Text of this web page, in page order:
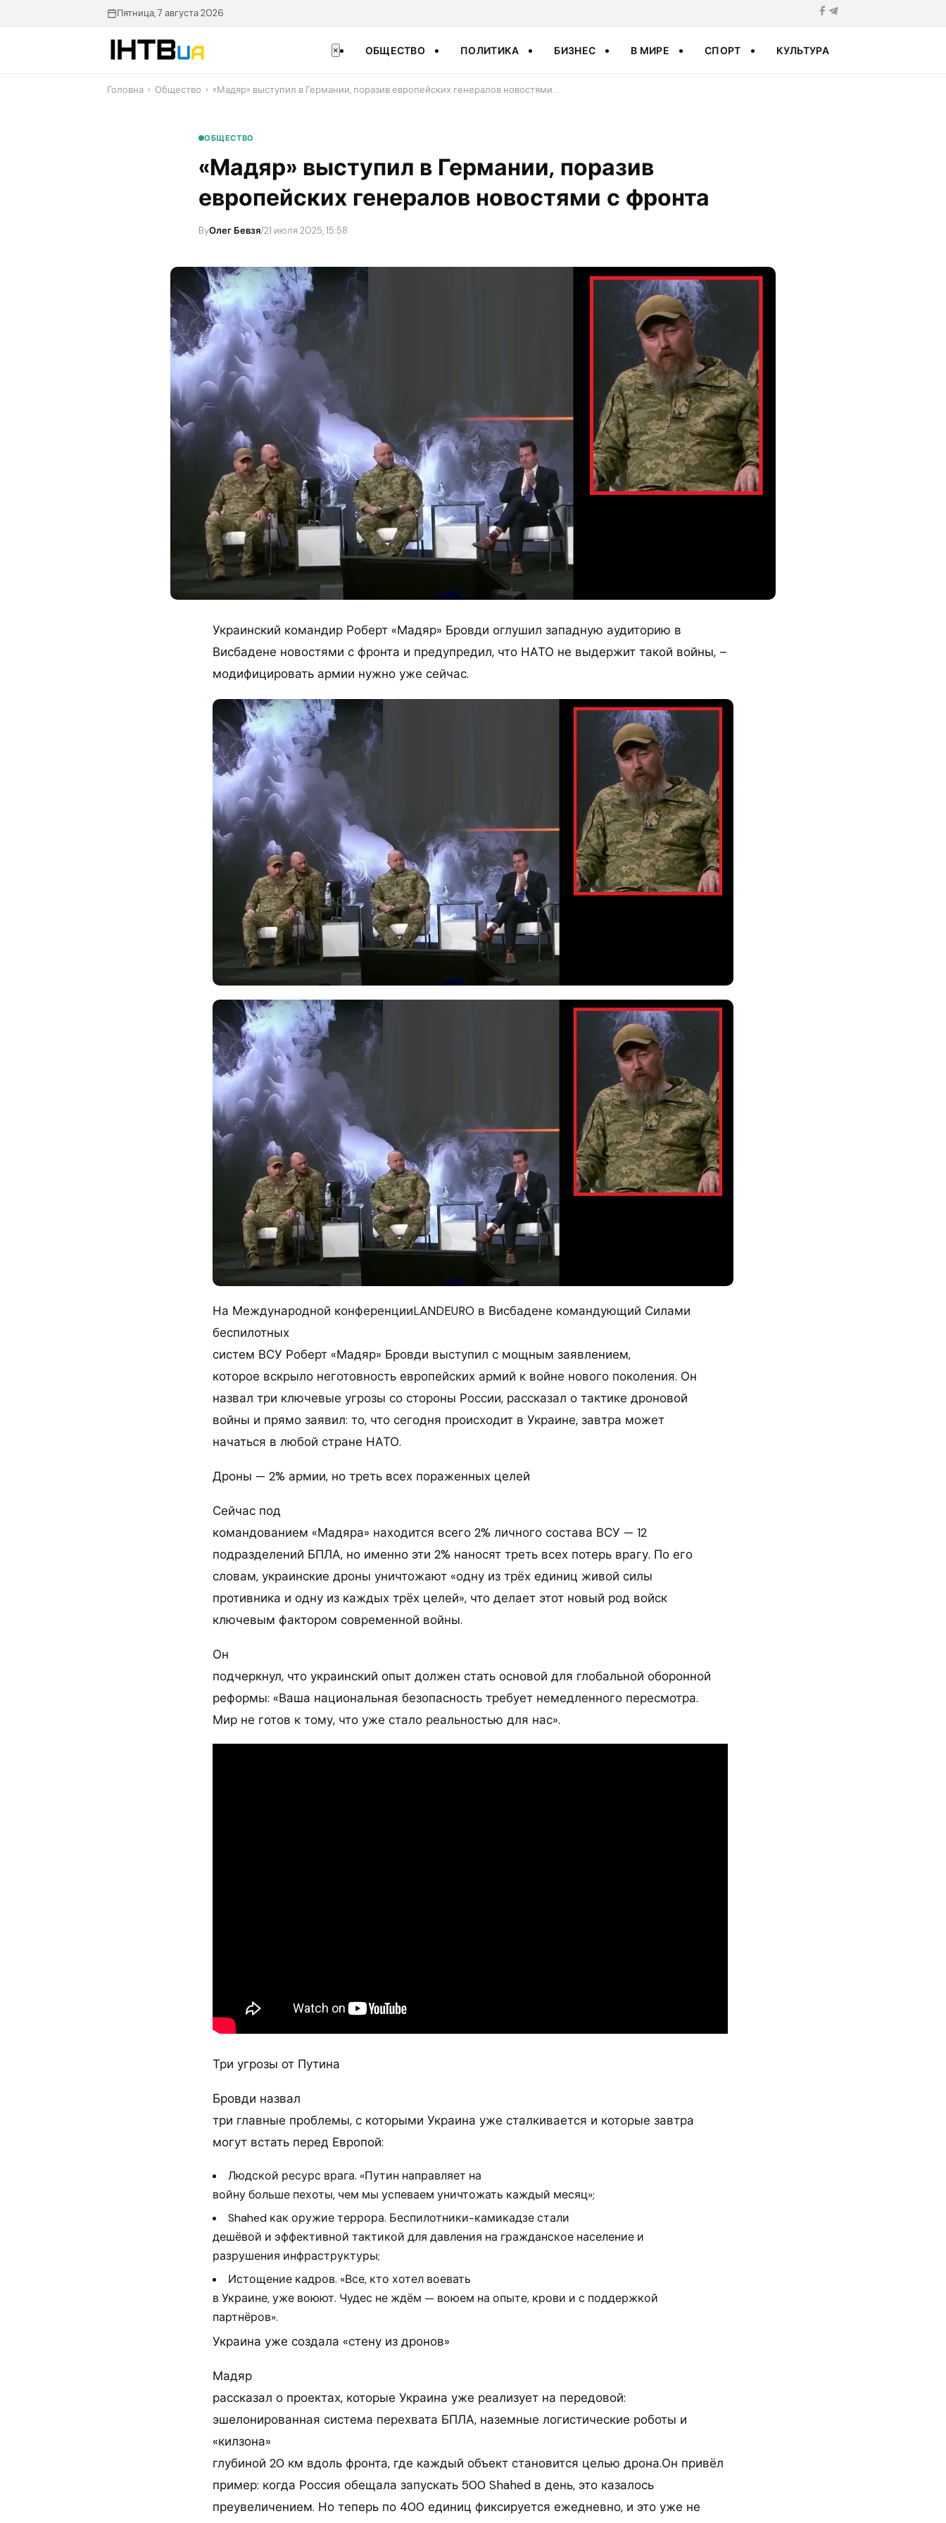
Пятница, 7 августа 2026
× ОБЩЕСТВО ПОЛИТИКА БИЗНЕС В МИРЕ СПОРТ КУЛЬТУРА
Головна › Общество › «Мадяр» выступил в Германии, поразив европейских генералов новостями…
ОБЩЕСТВО
«Мадяр» выступил в Германии, поразив
европейских генералов новостями с фронта
ByОлег Бевзя/21 июля 2025, 15:58
Украинский командир Роберт «Мадяр» Бровди оглушил западную аудиторию в
Висбадене новостями с фронта и предупредил, что НАТО не выдержит такой войны, –
модифицировать армии нужно уже сейчас.
На Международной конференцииLANDEURO в Висбадене командующий Силами
беспилотных
систем ВСУ Роберт «Мадяр» Бровди выступил с мощным заявлением,
которое вскрыло неготовность европейских армий к войне нового поколения. Он
назвал три ключевые угрозы со стороны России, рассказал о тактике дроновой
войны и прямо заявил: то, что сегодня происходит в Украине, завтра может
начаться в любой стране НАТО.
Дроны — 2% армии, но треть всех пораженных целей
Сейчас под
командованием «Мадяра» находится всего 2% личного состава ВСУ — 12
подразделений БПЛА, но именно эти 2% наносят треть всех потерь врагу. По его
словам, украинские дроны уничтожают «одну из трёх единиц живой силы
противника и одну из каждых трёх целей», что делает этот новый род войск
ключевым фактором современной войны.
Он
подчеркнул, что украинский опыт должен стать основой для глобальной оборонной
реформы: «Ваша национальная безопасность требует немедленного пересмотра.
Мир не готов к тому, что уже стало реальностью для нас».
Три угрозы от Путина
Бровди назвал
три главные проблемы, с которыми Украина уже сталкивается и которые завтра
могут встать перед Европой:
Людской ресурс врага. «Путин направляет на
войну больше пехоты, чем мы успеваем уничтожать каждый месяц»;
Shahed как оружие террора. Беспилотники-камикадзе стали
дешёвой и эффективной тактикой для давления на гражданское население и
разрушения инфраструктуры;
Истощение кадров. «Все, кто хотел воевать
в Украине, уже воюют. Чудес не ждём — воюем на опыте, крови и с поддержкой
партнёров».
Украина уже создала «стену из дронов»
Мадяр
рассказал о проектах, которые Украина уже реализует на передовой:
эшелонированная система перехвата БПЛА, наземные логистические роботы и
«килзона»
глубиной 20 км вдоль фронта, где каждый объект становится целью дрона.Он привёл
пример: когда Россия обещала запускать 500 Shahed в день, это казалось
преувеличением. Но теперь по 400 единиц фиксируется ежедневно, и это уже не